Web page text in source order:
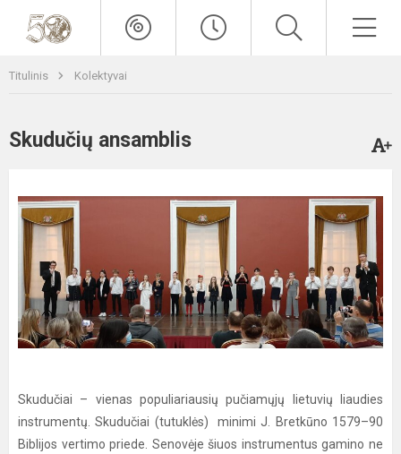
Titulinis Kolektyvai
Skudučių ansamblis
Skudučiai – vienas populiariausių pučiamųjų lietuvių liaudies
instrumentų. Skudučiai (tutuklės) minimi J. Bretkūno 1579–90
Biblijos vertimo priede. Senovėje šiuos instrumentus gamino ne